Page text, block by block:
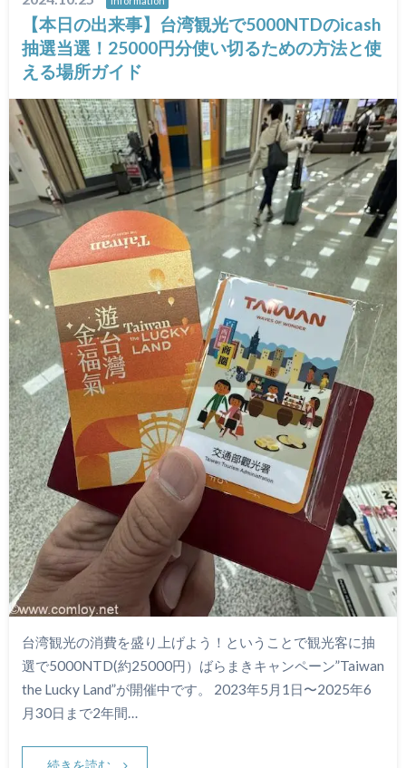
【本日の出来事】台湾観光で5000NTDのicash
抽選当選！25000円分使い切るための方法と使
える場所ガイド
台湾観光の消費を盛り上げよう！ということで観光客に抽
選で5000NTD(約25000円）ばらまきキャンペーン”Taiwan
the Lucky Land”が開催中です。 2023年5月1日〜2025年6
月30日まで2年間…
続きを読む